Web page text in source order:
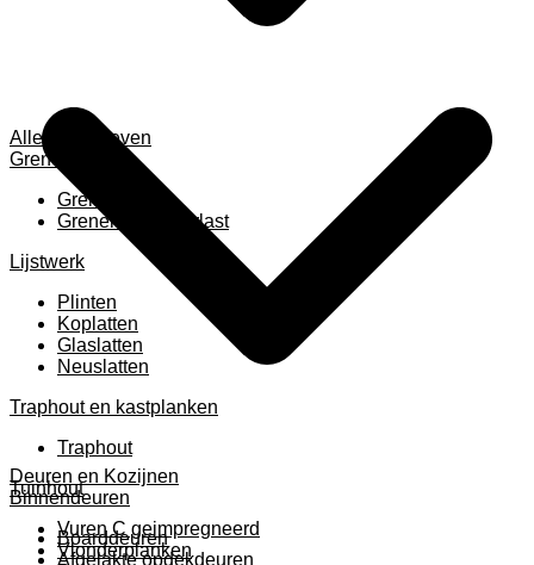
Alles weergeven
Grenen
Grenen B ruw
Grenen gevingerlast
Lijstwerk
Plinten
Koplatten
Glaslatten
Neuslatten
Traphout en kastplanken
Traphout
Tuinhout
Vuren C geimpregneerd
Vlonderplanken
Deuren en Kozijnen
Binnendeuren
Boarddeuren
Afgelakte opdekdeuren